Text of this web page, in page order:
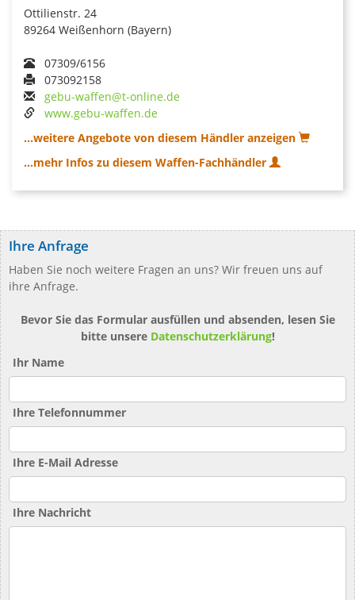
Ottilienstr. 24
89264 Weißenhorn (Bayern)
07309/6156
073092158
gebu-waffen@t-online.de
www.gebu-waffen.de
...weitere Angebote von diesem Händler anzeigen
...mehr Infos zu diesem Waffen-Fachhändler
Ihre Anfrage
Haben Sie noch weitere Fragen an uns? Wir freuen uns auf
ihre Anfrage.
Bevor Sie das Formular ausfüllen und absenden, lesen Sie
bitte unsere Datenschutzerklärung!
Ihr Name
Ihre Telefonnummer
Ihre E-Mail Adresse
Ihre Nachricht